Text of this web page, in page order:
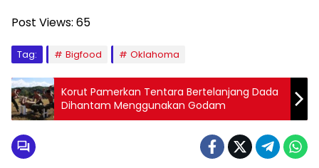
Post Views: 65
Tag: Bigfood Oklahoma
Korut Pamerkan Tentara Bertelanjang Dada
Dihantam Menggunakan Godam